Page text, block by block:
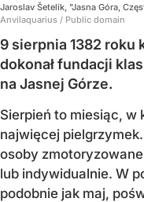
Jaroslav Šetelík, "Jasna Góra,
Anvilaquarius / Public domain
9 sierpnia 1382 roku
dokonał fundacji
na Jasnej Górze.
Sierpień to miesiąc, w
najwięcej
osoby
lub indywidualnie. W
podobnie jak maj,